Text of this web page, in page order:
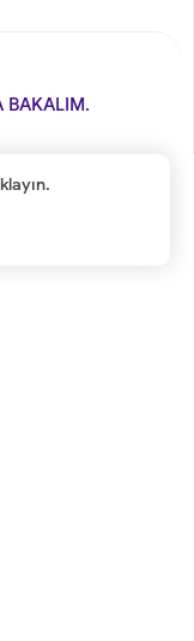
BAKALIM.